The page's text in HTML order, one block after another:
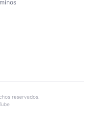
reservados.